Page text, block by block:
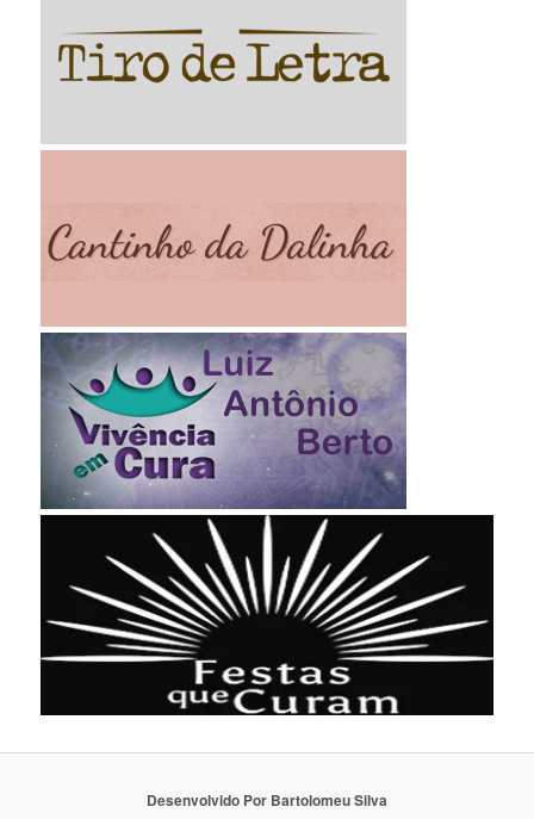
Desenvolvido Por Bartolomeu Silva